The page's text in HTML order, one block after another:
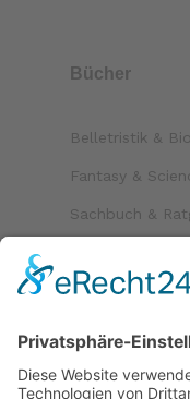
Bücher
Belletristik &
Fantasy &
Sachbuch &
Krimi & Thriller
Folgen Sie